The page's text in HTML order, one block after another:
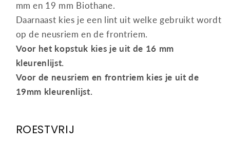
mm en 19 mm Biothane.
Daarnaast kies je een lint uit welke gebruikt wordt
op de neusriem en de frontriem.
Voor het kopstuk kies je uit de 16 mm
kleurenlijst.
Voor de neusriem en frontriem kies je uit de
19mm kleurenlijst.
ROESTVRIJ